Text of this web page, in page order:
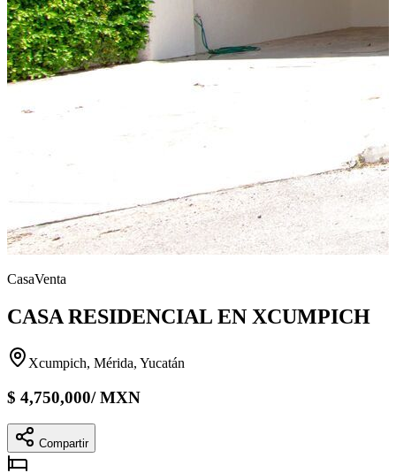
CasaVenta
CASA RESIDENCIAL EN XCUMPICH
Xcumpich, Mérida, Yucatán
$ 4,750,000/MXN
Compartir